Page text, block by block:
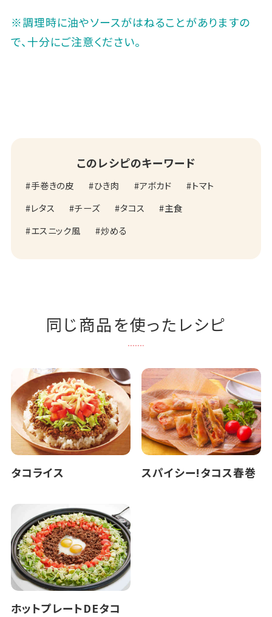
※調理時に油やソースがはねることがありますの
で、十分にご注意ください｡
このレシピのキーワード
手巻きの皮 ひき肉 アボカド
トマト
レタス
チーズ タコス
主食
エスニック風
炒める
同じ商品を使ったレシピ
タコライス スパイシー!タコス春巻
ホットプレートDEタコ